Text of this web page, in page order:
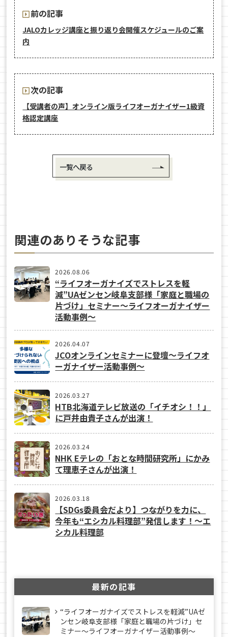
前の記事
JALOカレッジ講座と振り返り会開催スケジュールのご案
内
次の記事
【受講者の声】オンライン版ライフオーガナイザー1級資
格認定講座
一覧へ戻る
関連のありそうな記事
2026.08.06
“ライフオーガナイズでストレスを軽
減”UAゼンセン岐阜支部様「家庭と職場の
片づけ」セミナー～ライフオーガナイザー
活動事例〜
2026.04.07
JCOオンラインセミナーに登壇〜ライフオ
ーガナイザー活動事例〜
2026.03.27
HTB北海道テレビ放送の「イチオシ！！」
に戸井由貴子さんが出演！
2026.03.24
NHK Eテレの「おとな時間研究所」にかみ
て理恵子さんが出演！
2026.03.18
【SDGs委員会だより】つながりを力に、
今年も“エシカル料理部”発信します！～エ
シカル料理部
最新の記事
“ライフオーガナイズでストレスを軽減”UAゼ
ンセン岐阜支部様「家庭と職場の片づけ」セ
ミナー～ライフオーガナイザー活動事例〜